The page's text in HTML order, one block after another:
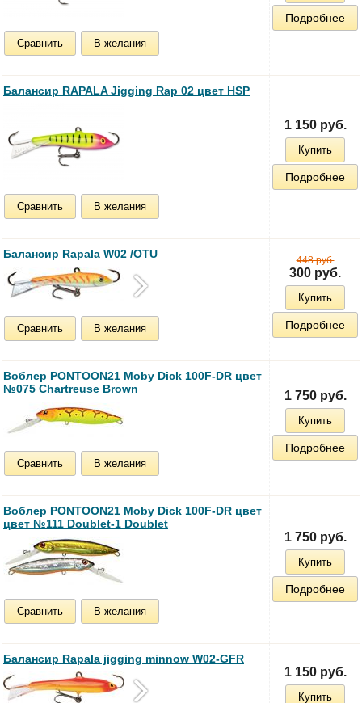
Сравнить В желания
Подробнее
Балансир RAPALA Jigging Rap 02 цвет HSP
Сравнить В желания
1 150 руб.
Купить
Подробнее
Балансир Rapala W02 /OTU
Сравнить В желания
448 руб.
300 руб.
Купить
Подробнее
Воблер PONTOON21 Moby Dick 100F-DR цвет
№075 Chartreuse Brown
Сравнить В желания
1 750 руб.
Купить
Подробнее
Воблер PONTOON21 Moby Dick 100F-DR цвет
цвет №111 Doublet-1 Doublet
Сравнить В желания
1 750 руб.
Купить
Подробнее
Балансир Rapala jigging minnow W02-GFR
1 150 руб.
Купить